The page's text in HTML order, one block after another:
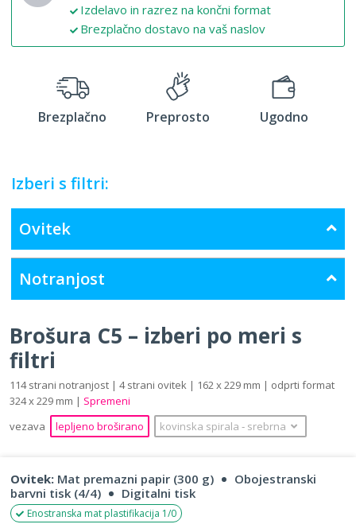
Izdelavo in razrez na končni format
Brezplačno dostavo na vaš naslov
Brezplačno Preprosto Ugodno
Izberi s filtri:
Ovitek
Notranjost
Brošura C5 – izberi po meri s
filtri
114 strani notranjost | 4 strani ovitek | 162 x 229 mm | odprti format
324 x 229 mm | Spremeni
vezava
lepljeno broširano kovinska spirala ‐ srebrna
Ovitek: Mat premazni papir (300 g)
Obojestranski
barvni tisk (4/4)
Digitalni tisk
Enostranska mat plastifikacija 1/0